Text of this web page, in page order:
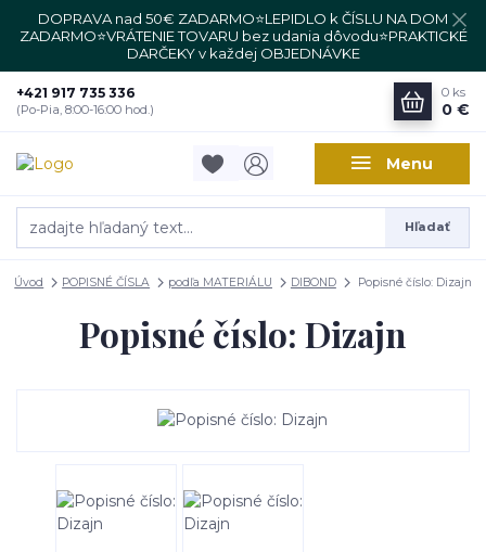
DOPRAVA nad 50€ ZADARMO⭐LEPIDLO k ČÍSLU NA DOM
ZADARMO⭐VRÁTENIE TOVARU bez udania dôvodu⭐PRAKTICKÉ
DARČEKY v každej OBJEDNÁVKE
Menu
Hľadať
+421 917 735 336
(Po-Pia, 8:00-16:00 hod.)
0 ks
0 €
Úvod POPISNÉ ČÍSLA podľa MATERIÁLU DIBOND Popisné číslo: Dizajn
Popisné číslo: Dizajn